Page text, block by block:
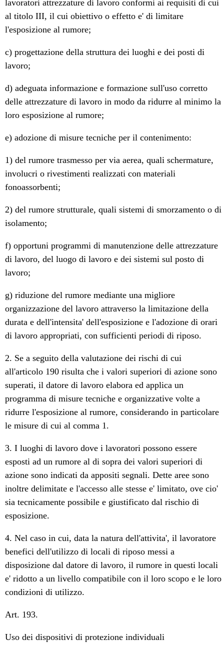
lavoratori attrezzature di lavoro conformi ai requisiti di cui
al titolo III, il cui obiettivo o effetto e' di limitare
l'esposizione al rumore;
c) progettazione della struttura dei luoghi e dei posti di
lavoro;
d) adeguata informazione e formazione sull'uso corretto
delle attrezzature di lavoro in modo da ridurre al minimo la
loro esposizione al rumore;
e) adozione di misure tecniche per il contenimento:
1) del rumore trasmesso per via aerea, quali schermature,
involucri o rivestimenti realizzati con materiali
fonoassorbenti;
2) del rumore strutturale, quali sistemi di smorzamento o di
isolamento;
f) opportuni programmi di manutenzione delle attrezzature
di lavoro, del luogo di lavoro e dei sistemi sul posto di
lavoro;
g) riduzione del rumore mediante una migliore
organizzazione del lavoro attraverso la limitazione della
durata e dell'intensita' dell'esposizione e l'adozione di orari
di lavoro appropriati, con sufficienti periodi di riposo.
2. Se a seguito della valutazione dei rischi di cui
all'articolo 190 risulta che i valori superiori di azione sono
superati, il datore di lavoro elabora ed applica un
programma di misure tecniche e organizzative volte a
ridurre l'esposizione al rumore, considerando in particolare
le misure di cui al comma 1.
3. I luoghi di lavoro dove i lavoratori possono essere
esposti ad un rumore al di sopra dei valori superiori di
azione sono indicati da appositi segnali. Dette aree sono
inoltre delimitate e l'accesso alle stesse e' limitato, ove cio'
sia tecnicamente possibile e giustificato dal rischio di
esposizione.
4. Nel caso in cui, data la natura dell'attivita', il lavoratore
benefici dell'utilizzo di locali di riposo messi a
disposizione dal datore di lavoro, il rumore in questi locali
e' ridotto a un livello compatibile con il loro scopo e le loro
condizioni di utilizzo.
Art. 193.
Uso dei dispositivi di protezione individuali